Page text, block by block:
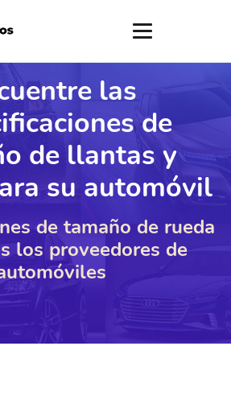
las
de
de llantas y
su automóvil
de tamaño de rueda
los proveedores de